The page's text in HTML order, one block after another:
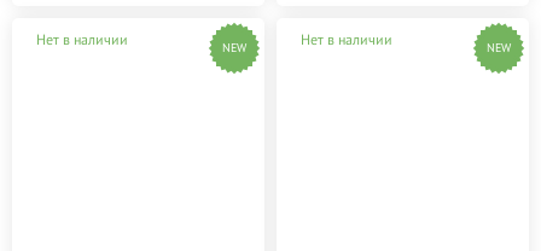
Нет в наличии NEW Нет в наличии NEW